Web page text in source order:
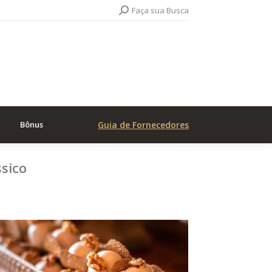
Search:Faça sua Busca
Bônus Guia de Fornecedores